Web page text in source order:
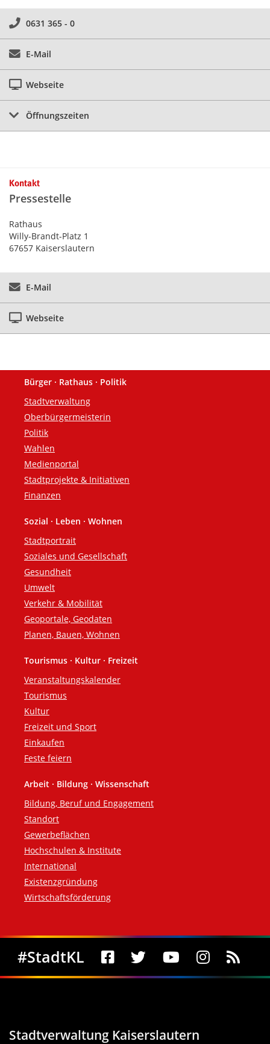
0631 365 - 0
E-Mail
Webseite
Öffnungszeiten
Kontakt
Pressestelle
Rathaus
Willy-Brandt-Platz 1
67657 Kaiserslautern
E-Mail
Webseite
Fußzeile
Bürger · Rathaus · Politik
Stadtverwaltung
Oberbürgermeisterin
Politik
Wahlen
Medienportal
Stadtprojekte & Initiativen
Finanzen
Sozial · Leben · Wohnen
Stadtportrait
Soziales und Gesellschaft
Gesundheit
Umwelt
Verkehr & Mobilität
Geoportale, Geodaten
Planen, Bauen, Wohnen
Tourismus · Kultur · Freizeit
Veranstaltungskalender
Tourismus
Kultur
Freizeit und Sport
Einkaufen
Feste feiern
Arbeit · Bildung · Wissenschaft
Bildung, Beruf und Engagement
Standort
Gewerbeflächen
Hochschulen & Institute
International
Existenzgründung
Wirtschaftsförderung
Social Media
#StadtKL
Stadtverwaltung Kaiserslautern